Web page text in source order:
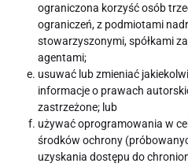
ograniczona korzyść osób
ograniczeń, z podmiotami
stowarzyszonymi, spółkami
agentami;
usuwać lub zmieniać
informacje o prawach
zastrzeżone; lub
używać oprogramowania w
środków ochrony
uzyskania dostępu do